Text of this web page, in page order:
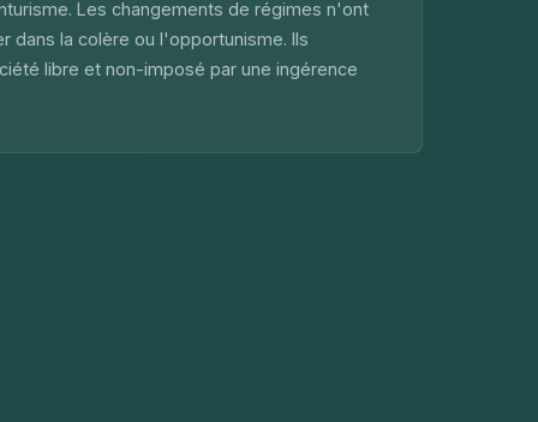
Les changements de régimes n'ont
dans la colère ou l'opportunisme. Ils
libre et non-imposé par une ingérence